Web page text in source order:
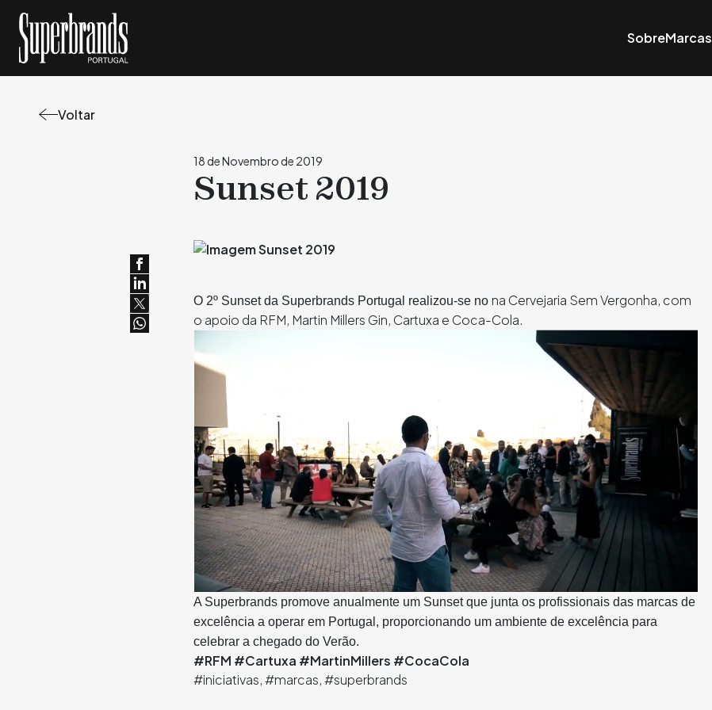
SobreMarcas
Voltar
18 de Novembro de 2019
Sunset 2019
O 2º Sunset da Superbrands Portugal realizou-se no na Cervejaria Sem Vergonha, com
o apoio da RFM, Martin Millers Gin, Cartuxa e Coca-Cola.
A Superbrands promove anualmente um Sunset que junta os profissionais das marcas de
excelência a operar em Portugal, proporcionando um ambiente de excelência para
celebrar a chegado do Verão.
#RFM #Cartuxa #MartinMillers #CocaCola
#iniciativas, #marcas, #superbrands